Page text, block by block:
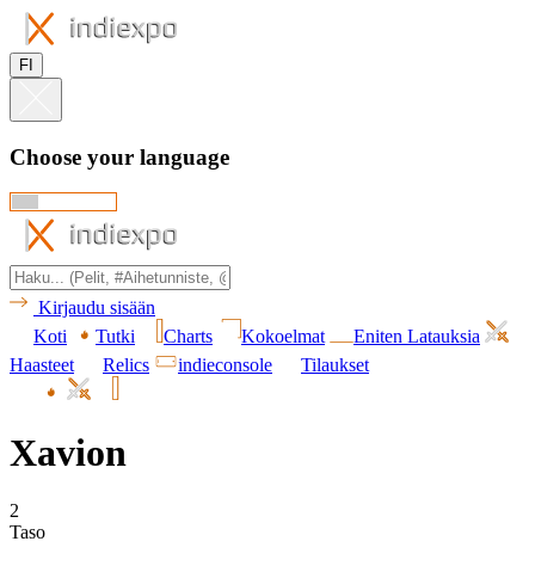
FI
Choose your language
Kirjaudu sisään
Koti
Tutki Charts Kokoelmat
Eniten Latauksia
Haasteet
Relics indieconsole Tilaukset
Xavion
2
Taso